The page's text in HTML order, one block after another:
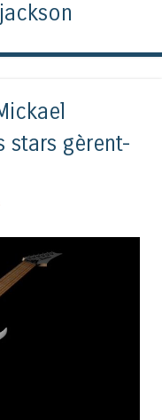
jackson
stars gèrent-